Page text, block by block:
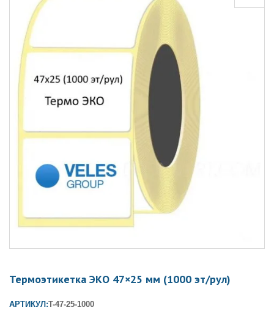
Термоэтикетка ЭКО 47×25 мм (1000 эт/рул)
АРТИКУЛ:T-47-25-1000